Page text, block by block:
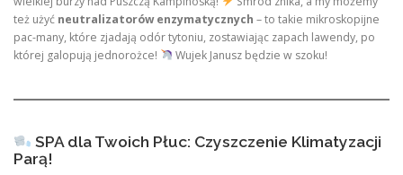
też użyć neutralizatorów enzymatycznych – to takie mikroskopijne
pac-many, które zjadają odór tytoniu, zostawiając zapach lawendy, po
której galopują jednorożce!
Wujek Janusz będzie w szoku!
SPA dla Twoich Płuc: Czyszczenie Klimatyzacji
Parą!